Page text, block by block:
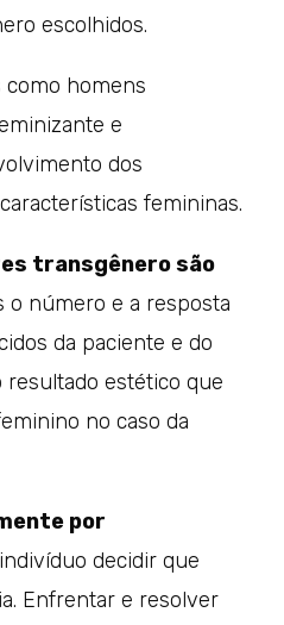
escolhidos.
como homens
e
dos
femininas.
transgênero são
o número e a resposta
da paciente e do
resultado estético que
no caso da
por
decidir que
Enfrentar e resolver